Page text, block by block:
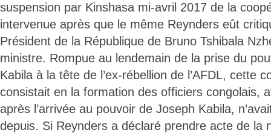
suspension par Kinshasa mi-avril 2017 de la
intervenue après que le même Reynders eût
Président de la République de Bruno Tshibala
ministre. Rompue au lendemain de la prise du
Kabila à la tête de l’ex-rébellion de l’AFDL, cette
consistait en la formation des officiers congolais,
après l’arrivée au pouvoir de Joseph Kabila,
depuis. Si Reynders a déclaré prendre acte de la